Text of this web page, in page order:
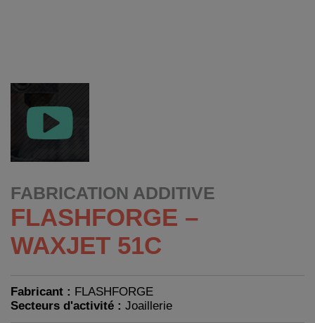
FABRICATION ADDITIVE
FLASHFORGE –
WAXJET 51C
Fabricant : FLASHFORGE
Secteurs d'activité : Joaillerie